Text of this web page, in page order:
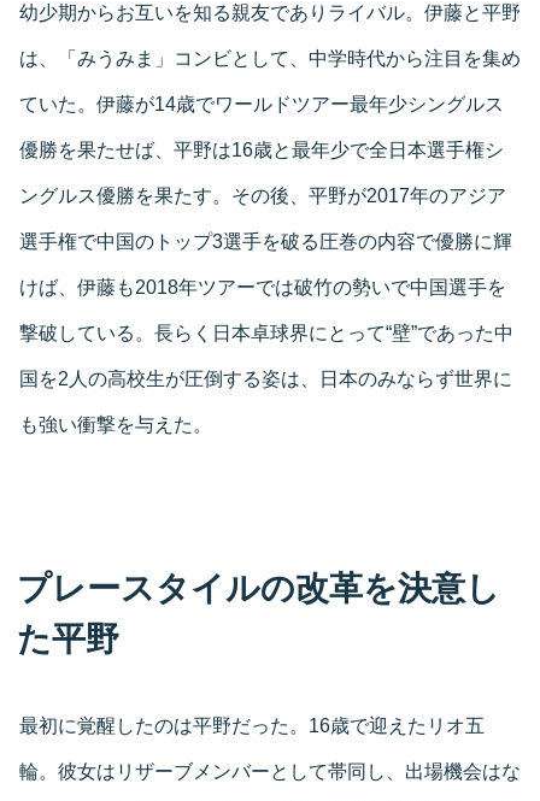
幼少期からお互いを知る親友でありライバル。伊藤と平野
は、「みうみま」コンビとして、中学時代から注目を集め
ていた。伊藤が14歳でワールドツアー最年少シングルス
優勝を果たせば、平野は16歳と最年少で全日本選手権シ
ングルス優勝を果たす。その後、平野が2017年のアジア
選手権で中国のトップ3選手を破る圧巻の内容で優勝に輝
けば、伊藤も2018年ツアーでは破竹の勢いで中国選手を
撃破している。長らく日本卓球界にとって“壁”であった中
国を2人の高校生が圧倒する姿は、日本のみならず世界に
も強い衝撃を与えた。
プレースタイルの改革を決意し
た平野
最初に覚醒したのは平野だった。16歳で迎えたリオ五
輪。彼女はリザーブメンバーとして帯同し、出場機会はな